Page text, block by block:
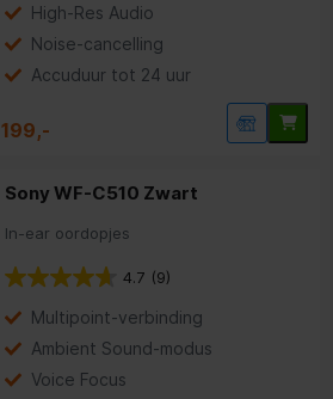
High-Res Audio
Noise-cancelling
Accuduur tot 24 uur
199,-
Sony WF-C510 Zwart
In-ear oordopjes
4.7 (9)
Multipoint-verbinding
Ambient Sound-modus
Voice Focus